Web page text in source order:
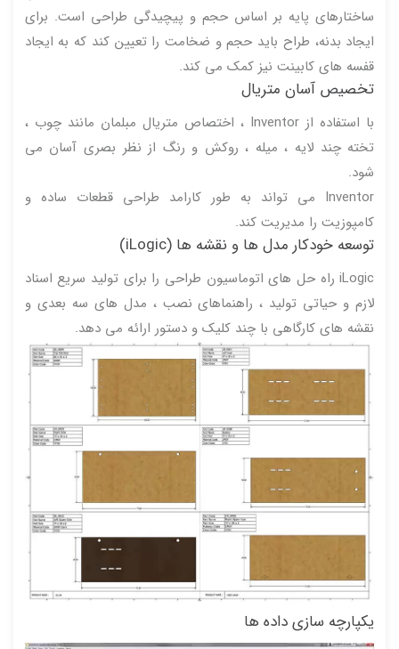
ساختارهای پایه بر اساس حجم و پیچیدگی طراحی است. برای
ایجاد بدنه، طراح باید حجم و ضخامت را تعیین کند که به ایجاد
قفسه های کابینت نیز کمک می کند.
تخصیص آسان متریال
با استفاده از Inventor ، اختصاص متریال مبلمان مانند چوب ،
تخته چند لایه ، میله ، روکش و رنگ از نظر بصری آسان می
شود.
Inventor می تواند به طور کارامد طراحی قطعات ساده و
کامپوزیت را مدیریت کند.
توسعه خودکار مدل ها و نقشه ها (iLogic)
iLogic راه حل های اتوماسیون طراحی را برای تولید سریع اسناد
لازم و حیاتی تولید ، راهنماهای نصب ، مدل های سه بعدی و
نقشه های کارگاهی با چند کلیک و دستور ارائه می دهد.
یکپارچه سازی داده ها